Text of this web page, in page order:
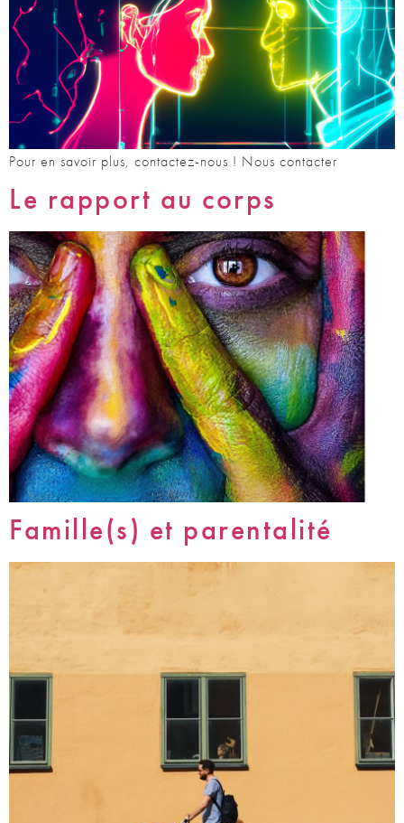
Pour en savoir plus, contactez-nous ! Nous contacter
Le rapport au corps
Famille(s) et parentalité